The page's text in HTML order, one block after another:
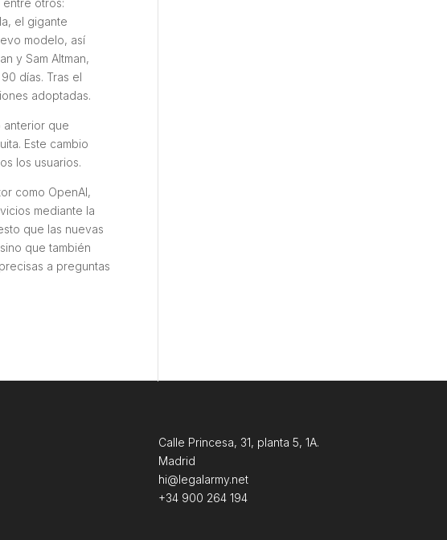
otros:
el gigante
modelo, así
y Sam Altman,
días. Tras el
adoptadas.
anterior que
Este cambio
los usuarios.
como OpenAI,
mediante la
que las nuevas
que también
a preguntas
Calle Princesa, 31, planta 5, 1A.
Madrid
hi@legalarmy.net
+34 900 264 194